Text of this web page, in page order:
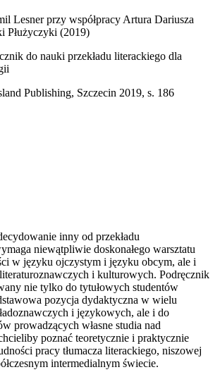
Lesner przy współpracy Artura Dariusza
Płużyczyki (2019)
do nauki przekładu literackiego dla
Publishing, Szczecin 2019, s. 186
inny od przekładu
niewątpliwie doskonałego warsztatu
w języku ojczystym i języku obcym, ale i
i kulturowych. Podręcznik
nie tylko do tytułowych studentów
pozycja dydaktyczna w wielu
i językowych, ale i do
prowadzących własne studia nad
poznać teoretycznie i praktycznie
pracy tłumacza literackiego, niszowej
intermedialnym świecie.